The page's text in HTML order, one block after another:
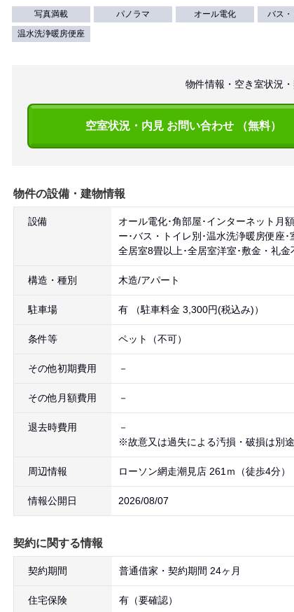
写真満載 パノラマ オール電化 バス・
温水洗浄暖房便座
物件情報・空き室状況
空室状況・内見 お問い合わせ （無料）
物件の設備・建物情報
設備
オール電化･角部屋･インターネット月
ー･バス・トイレ別･温水洗浄暖房便座
全居室8畳以上･全居室洋室･敷金・礼
構造・種別 木造/アパート
駐車場 有 （駐車料金 3,300円(税込み)）
条件等 ペット（不可）
その他初期費用 －
その他月額費用 －
退去時費用
－
※故意又は過失による汚損・破損は別
周辺情報 ローソン網走潮見店 261ｍ（徒歩4分）
情報公開日 2026/08/07
契約に関する情報
契約期間 普通借家・契約期間 24ヶ月
住宅保険 有（要確認）